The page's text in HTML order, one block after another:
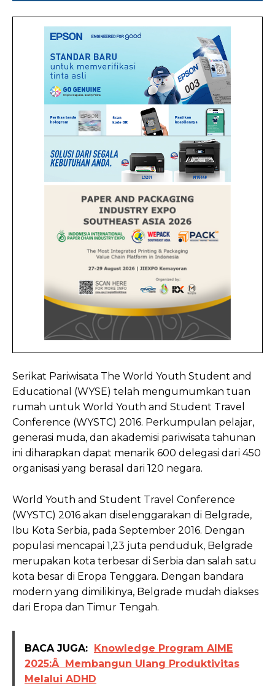
Serikat Pariwisata The World Youth Student and
Educational (WYSE) telah mengumumkan tuan
rumah untuk World Youth and Student Travel
Conference (WYSTC) 2016. Perkumpulan pelajar,
generasi muda, dan akademisi pariwisata tahunan
ini diharapkan dapat menarik 600 delegasi dari 450
organisasi yang berasal dari 120 negara.
World Youth and Student Travel Conference
(WYSTC) 2016 akan diselenggarakan di Belgrade,
Ibu Kota Serbia, pada September 2016. Dengan
populasi mencapai 1,23 juta penduduk, Belgrade
merupakan kota terbesar di Serbia dan salah satu
kota besar di Eropa Tenggara. Dengan bandara
modern yang dimilikinya, Belgrade mudah diakses
dari Eropa dan Timur Tengah.
BACA JUGA:
Knowledge Program AIME
2025:Â Membangun Ulang Produktivitas
Melalui ADHD